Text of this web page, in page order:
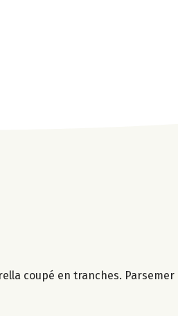
coupé en tranches. Parsemer